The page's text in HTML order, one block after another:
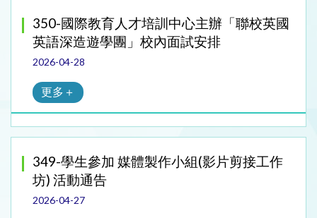
350-國際教育人才培訓中心主辦「聯校英國
英語深造遊學團」校內面試安排
2026-04-28
更多＋
349-學生參加 媒體製作小組(影片剪接工作
坊) 活動通告
2026-04-27